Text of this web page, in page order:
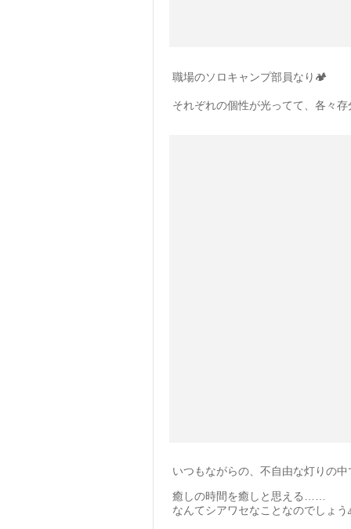
職場のソロキャンプ部員なり🏕
それぞれの個性が光ってて、各々
いつもながらの、不自由な灯りの中
癒しの時間を癒しと思える……
なんてシアワセなことなのでしょう